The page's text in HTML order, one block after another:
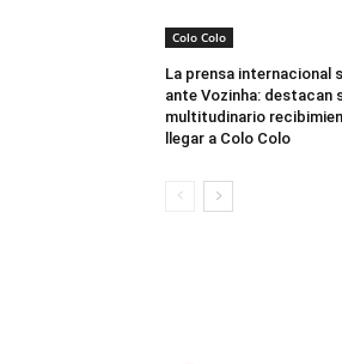
Colo Colo
La prensa internacional
ante Vozinha: destacan
multitudinario
llegar a Colo Colo